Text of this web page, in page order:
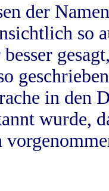
der
so
in
wurde,